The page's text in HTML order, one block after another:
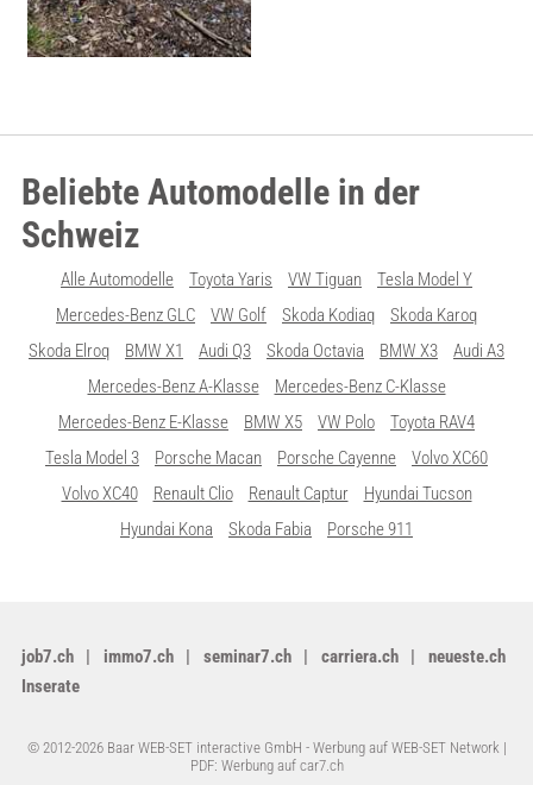
Beliebte Automodelle in der
Schweiz
Alle Automodelle Toyota Yaris VW Tiguan
Tesla Model Y
Mercedes-Benz GLC
VW Golf Skoda Kodiaq
Skoda Karoq
Skoda Elroq
BMW X1 Audi Q3 Skoda Octavia BMW X3
Audi A3
Mercedes-Benz A-Klasse
Mercedes-Benz C-Klasse
Mercedes-Benz E-Klasse
BMW X5 VW Polo
Toyota RAV4
Tesla Model 3
Porsche Macan Porsche Cayenne
Volvo XC60
Volvo XC40
Renault Clio Renault Captur
Hyundai Tucson
Hyundai Kona
Skoda Fabia Porsche 911
job7.ch immo7.ch seminar7.ch carriera.ch
neueste.ch
Inserate
© 2012-2026 Baar WEB-SET interactive GmbH - Werbung auf WEB-SET Network |
PDF: Werbung auf car7.ch